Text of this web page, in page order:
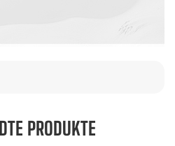
PRODUKTE